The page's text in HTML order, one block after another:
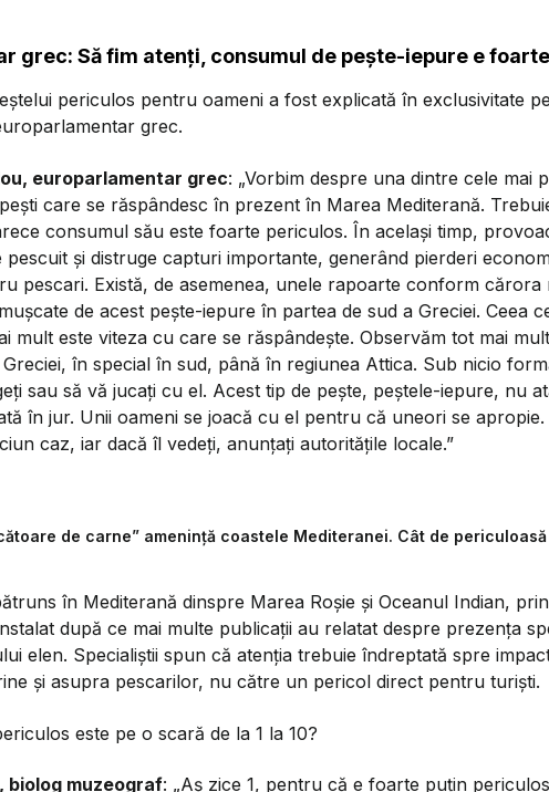
grec: Să fim atenți, consumul de pește-iepure e
periculos pentru oameni a fost explicată în exclusivitate
grec.
europarlamentar grec: „Vorbim despre una dintre cele mai
care se răspândesc în prezent în Marea Mediterană.
consumul său este foarte periculos. În același timp,
și distruge capturi importante, generând pierderi
pescari. Există, de asemenea, unele rapoarte conform cărora
de acest pește-iepure în partea de sud a Greciei. Ceea
mult este viteza cu care se răspândește. Observăm tot mai
în special în sud, până în regiunea Attica. Sub nicio
sau să vă jucați cu el. Acest tip de pește, peștele-iepure, nu
în jur. Unii oameni se joacă cu el pentru că uneori se
caz, iar dacă îl vedeți, anunțați autoritățile locale.”
de carne” amenință coastele Mediteranei. Cât de
în Mediterană dinspre Marea Roșie și Oceanul Indian,
după ce mai multe publicații au relatat despre prezența
elen. Specialiștii spun că atenția trebuie îndreptată spre
și asupra pescarilor, nu către un pericol direct pentru turiști.
este pe o scară de la 1 la 10?
biolog muzeograf: „Aș zice 1, pentru că e foarte puțin